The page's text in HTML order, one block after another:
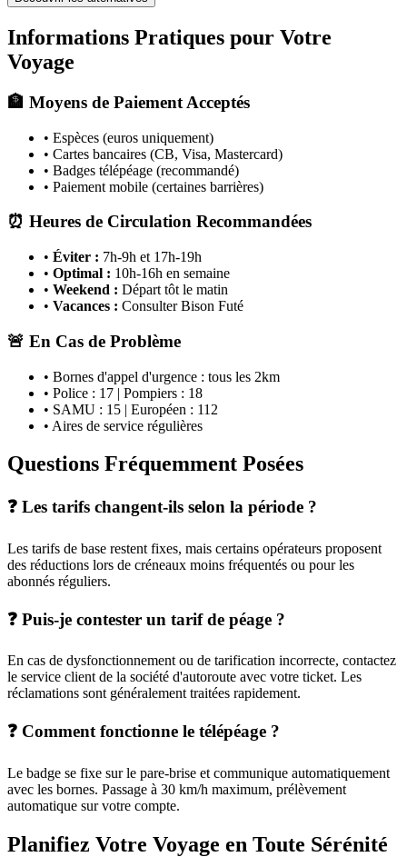
Informations Pratiques pour Votre
Voyage
🏦 Moyens de Paiement Acceptés
• Espèces (euros uniquement)
• Cartes bancaires (CB, Visa, Mastercard)
• Badges télépéage (recommandé)
• Paiement mobile (certaines barrières)
⏰ Heures de Circulation Recommandées
• Éviter : 7h-9h et 17h-19h
• Optimal : 10h-16h en semaine
• Weekend : Départ tôt le matin
• Vacances : Consulter Bison Futé
🚨 En Cas de Problème
• Bornes d'appel d'urgence : tous les 2km
• Police : 17 | Pompiers : 18
• SAMU : 15 | Européen : 112
• Aires de service régulières
Questions Fréquemment Posées
❓ Les tarifs changent-ils selon la période ?
Les tarifs de base restent fixes, mais certains opérateurs proposent
des réductions lors de créneaux moins fréquentés ou pour les
abonnés réguliers.
❓ Puis-je contester un tarif de péage ?
En cas de dysfonctionnement ou de tarification incorrecte, contactez
le service client de la société d'autoroute avec votre ticket. Les
réclamations sont généralement traitées rapidement.
❓ Comment fonctionne le télépéage ?
Le badge se fixe sur le pare-brise et communique automatiquement
avec les bornes. Passage à 30 km/h maximum, prélèvement
automatique sur votre compte.
Planifiez Votre Voyage en Toute Sérénité